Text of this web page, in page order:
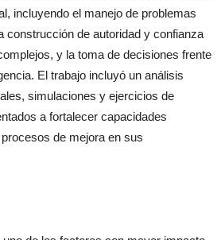
incluyendo el manejo de problemas
construcción de autoridad y confianza
y la toma de decisiones frente
El trabajo incluyó un análisis
simulaciones y ejercicios de
a fortalecer capacidades
de mejora en sus